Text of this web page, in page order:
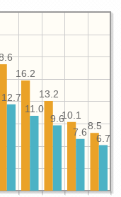
8.5
10.1
13.2
16.2
6.7
7.6
9.6
11.0
12.7